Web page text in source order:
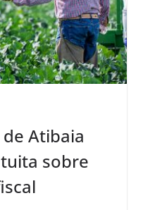
Atibaia
sobre